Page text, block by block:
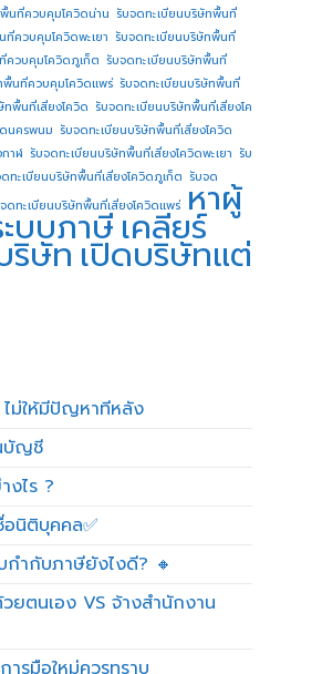
นที่ควบคุมโควิดน่าน รับจดทะเบียนบริษัทพื้นที่
ควบคุมโควิดพะเยา รับจดทะเบียนบริษัทพื้นที่
ควบคุมโควิดภูเก็ต รับจดทะเบียนบริษัทพื้นที่
พื้นที่ควบคุมโควิดแพร่ รับจดทะเบียนบริษัทพื้นที่
ทพื้นที่เสี่ยงโควิด รับจดทะเบียนบริษัทพื้นที่เสี่ยงโค
นครพนม รับจดทะเบียนบริษัทพื้นที่เสี่ยงโควิด
าฬ รับจดทะเบียนบริษัทพื้นที่เสี่ยงโควิดพะเยา รับ
ทะเบียนบริษัทพื้นที่เสี่ยงโควิดภูเก็ต รับจด
ดทะเบียนบริษัทพื้นที่เสี่ยงโควิดแพร่ หาผู้
ะบบภาษี เคลียร์
ริษัทเปิดบริษัทแต่
ม่ให้มีปัญหาทีหลัง
บัญชี
งไร ?
นิติบุคคล✅
กำกับภาษียังไงดี? 🔸
ยตนเอง VS จ้างสำนักงาน
รมือใหม่ควรทราบ